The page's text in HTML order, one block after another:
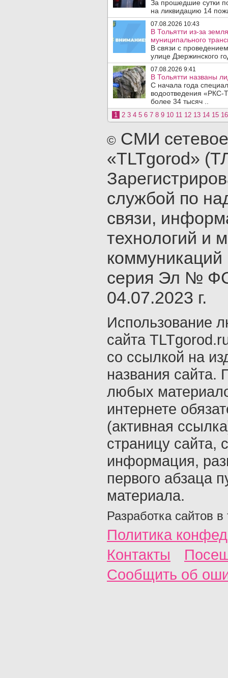
За прошедшие сутки
на ликвидацию 14
07.08.2026 10:43
В Тольятти из-за
муниципального
В связи с
улице Дзержинского
07.08.2026 9:41
В Тольятти названы
С начала года
водоотведения «РКС-
более 34 тысяч ..
1 2 3 4 5 6 7 8 9 10 11 12 13 14 15 16
© СМИ
«TLTgorod»
службой по
связи,
технологий и
серия Эл №
04.07.2023 г.
Использование
сайта
со ссылкой на
названия сайта.
любых
интернете
(активная
страницу сайта,
информация,
первого абзаца
материала.
Разработка сайтов в
Политика
Контакты
Сообщить об